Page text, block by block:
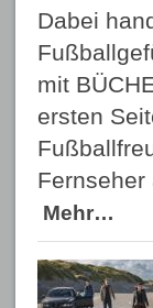
Dabei
mit
ersten
Mehr…